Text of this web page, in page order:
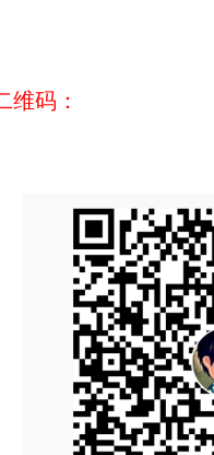
维码：